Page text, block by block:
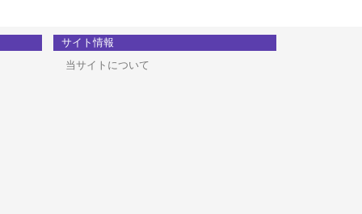
サイト情報
当サイトについて